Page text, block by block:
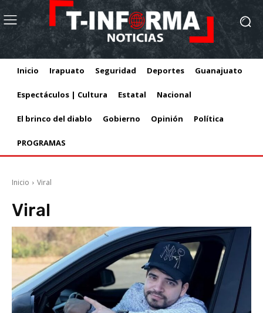
Inicio Irapuato Seguridad Deportes Guanajuato
Espectáculos | Cultura Estatal Nacional
El brinco del diablo Gobierno Opinión Política
PROGRAMAS
Inicio Viral
Viral